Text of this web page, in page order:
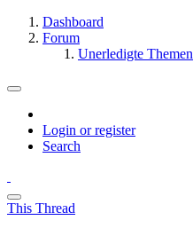
Dashboard
Forum
Unerledigte Themen
Login or register
Search
This Thread